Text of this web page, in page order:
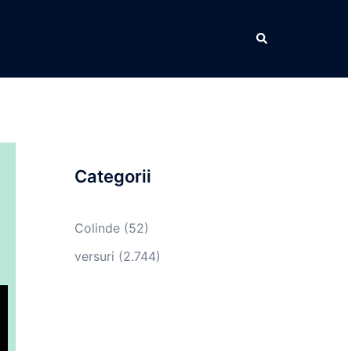
Caută
Categorii
Colinde(52)
versuri (2.744)